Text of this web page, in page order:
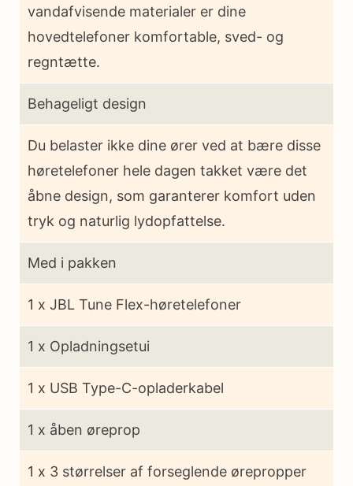
vandafvisende materialer er dine
hovedtelefoner komfortable, sved- og
regntætte.
Behageligt design
Du belaster ikke dine ører ved at bære disse
høretelefoner hele dagen takket være det
åbne design, som garanterer komfort uden
tryk og naturlig lydopfattelse.
Med i pakken
1 x JBL Tune Flex-høretelefoner
1 x Opladningsetui
1 x USB Type-C-opladerkabel
1 x åben øreprop
1 x 3 størrelser af forseglende ørepropper